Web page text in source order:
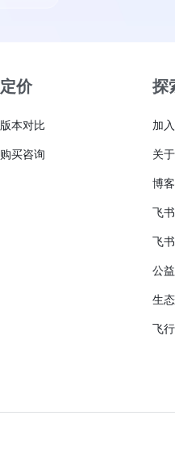
定价
版本对比
购买咨询
探
加
关
博
飞
飞
公
生
飞